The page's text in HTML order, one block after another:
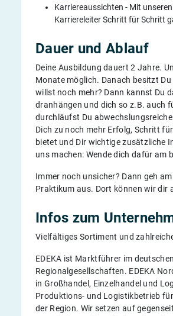
Karriereaussichten - Mit
Karriereleiter Schritt für Schritt
Dauer und Ablauf
Deine Ausbildung dauert 2 Jahre.
Monate möglich. Danach besitzt
willst noch mehr? Dann kannst Du
dranhängen und dich so z.B. auch
durchläufst Du
Dich zu noch mehr Erfolg, Schritt
bietet und Dir wichtige zusätzliche
uns machen: Wende dich dafür am
Immer noch unsicher? Dann geh
Praktikum aus. Dort können wir dir
Infos zum
Vielfältiges Sortiment und
EDEKA ist Marktführer im
Regionalgesellschaften. EDEKA
in Großhandel, Einzelhandel und
Produktions- und Logistikbetrieb
der Region. Wir setzen auf